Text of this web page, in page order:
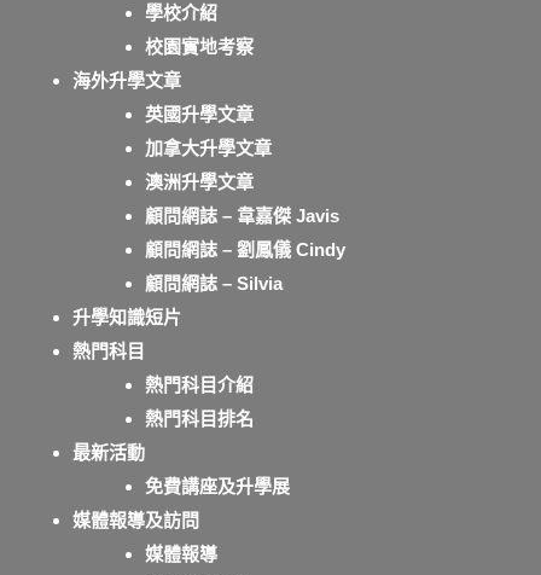
學校介紹
校園實地考察
海外升學文章
英國升學文章
加拿大升學文章
澳洲升學文章
顧問網誌 – 韋嘉傑 Javis
顧問網誌 – 劉鳳儀 Cindy
顧問網誌 – Silvia
升學知識短片
熱門科目
熱門科目介紹
熱門科目排名
最新活動
免費講座及升學展
媒體報導及訪問
媒體報導